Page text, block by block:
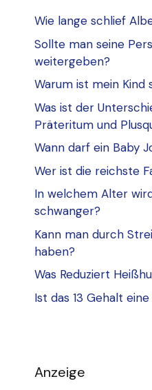
Wie lange schlief
Sollte man seine
weitergeben?
Warum ist mein Kind
Was ist der
Präteritum und
Wann darf ein Baby
Wer ist die reichste
In welchem Alter
schwanger?
Kann man durch
haben?
Was Reduziert
Ist das 13 Gehalt
Anzeige